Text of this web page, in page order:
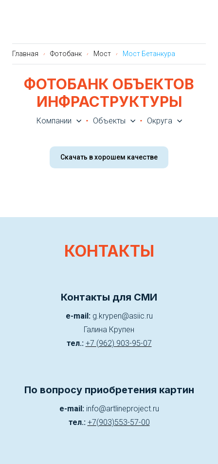
Главная Фотобанк Мост Мост Бетанкура
ФОТОБАНК ОБЪЕКТОВ
ИНФРАСТРУКТУРЫ
Компании Объекты Округа
Скачать в хорошем качестве
КОНТАКТЫ
Контакты для СМИ
e-mail:g.krypen@asiic.ru
Галина Крупен
тел.: +7 (962) 903-95-07
По вопросу приобретения картин
e-mail:info@artlineproject.ru
тел.: +7(903)553-57-00